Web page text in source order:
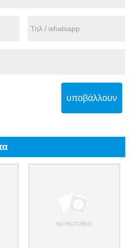
υποβάλλουν